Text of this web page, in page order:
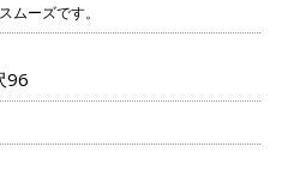
ムーズです。
96